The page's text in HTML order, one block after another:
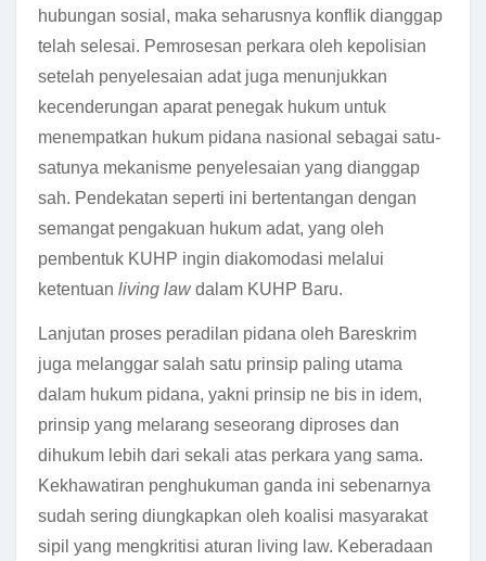
hubungan sosial, maka seharusnya konflik dianggap
telah selesai. Pemrosesan perkara oleh kepolisian
setelah penyelesaian adat juga menunjukkan
kecenderungan aparat penegak hukum untuk
menempatkan hukum pidana nasional sebagai satu-
satunya mekanisme penyelesaian yang dianggap
sah. Pendekatan seperti ini bertentangan dengan
semangat pengakuan hukum adat, yang oleh
pembentuk KUHP ingin diakomodasi melalui
ketentuan living lawdalam KUHP Baru.
Lanjutan proses peradilan pidana oleh Bareskrim
juga melanggar salah satu prinsip paling utama
dalam hukum pidana, yakni prinsip ne bis in idem,
prinsip yang melarang seseorang diproses dan
dihukum lebih dari sekali atas perkara yang sama.
Kekhawatiran penghukuman ganda ini sebenarnya
sudah sering diungkapkan oleh koalisi masyarakat
sipil yang mengkritisi aturan living law. Keberadaan